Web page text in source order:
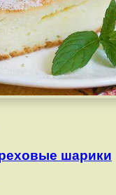
шарики